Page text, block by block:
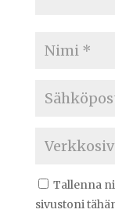
Tallenna
sivustoni